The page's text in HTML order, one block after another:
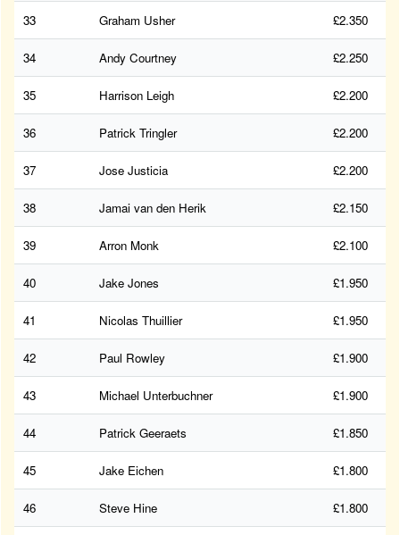
33 Graham Usher £2.350
34 Andy Courtney £2.250
35 Harrison Leigh £2.200
36 Patrick Tringler £2.200
37 Jose Justicia £2.200
38 Jamai van den Herik £2.150
39 Arron Monk £2.100
40 Jake Jones £1.950
41 Nicolas Thuillier £1.950
42 Paul Rowley £1.900
43 Michael Unterbuchner £1.900
44 Patrick Geeraets £1.850
45 Jake Eichen £1.800
46 Steve Hine £1.800